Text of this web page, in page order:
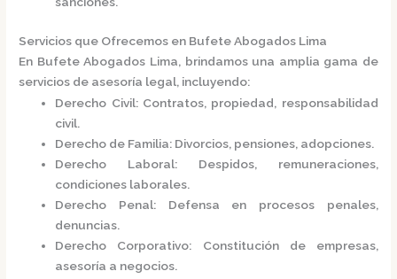
Servicios que Ofrecemos en Bufete Abogados Lima
En Bufete Abogados Lima, brindamos una amplia gama de
servicios de asesoría legal, incluyendo:​
Derecho Civil: Contratos, propiedad, responsabilidad
civil.
Derecho de Familia: Divorcios, pensiones, adopciones.
Derecho Laboral: Despidos, remuneraciones,
condiciones laborales.
Derecho Penal: Defensa en procesos penales,
denuncias.
Derecho Corporativo: Constitución de empresas,
asesoría a negocios.​